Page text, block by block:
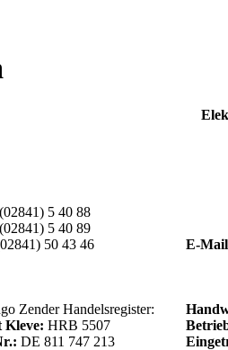
(02841) 5 40 88
(02841) 5 40 89
50 43 46 E-
Zender Handelsregister:
Kleve: HRB 5507
DE 811 747 213